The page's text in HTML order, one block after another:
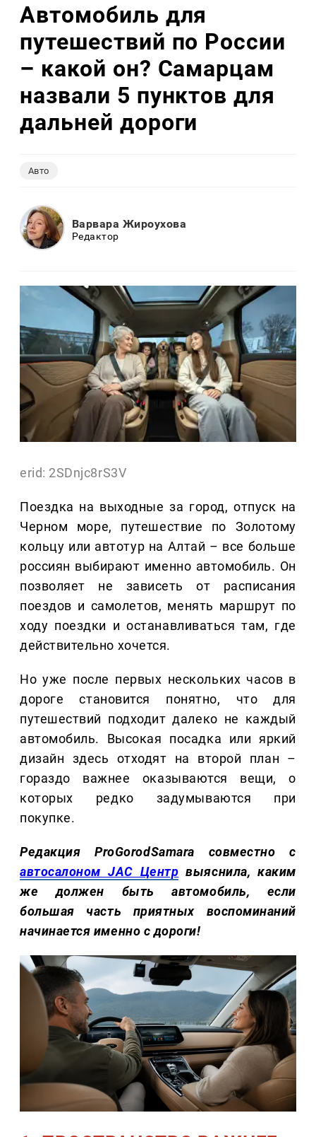
Автомобиль для
путешествий по России
– какой он? Самарцам
назвали 5 пунктов для
дальней дороги
Авто
Варвара Жироухова
Редактор
erid: 2SDnjc8rS3V
Поездка на выходные за город, отпуск на
Черном море, путешествие по Золотому
кольцу или автотур на Алтай – все больше
россиян выбирают именно автомобиль. Он
позволяет не зависеть от расписания
поездов и самолетов, менять маршрут по
ходу поездки и останавливаться там, где
действительно хочется.
Но уже после первых нескольких часов в
дороге становится понятно, что для
путешествий подходит далеко не каждый
автомобиль. Высокая посадка или яркий
дизайн здесь отходят на второй план –
гораздо важнее оказываются вещи, о
которых редко задумываются при
покупке.
Редакция ProGorodSamara совместно с
автосалоном JAC Центр выяснила, каким
же должен быть автомобиль, если
большая часть приятных воспоминаний
начинается именно с дороги!